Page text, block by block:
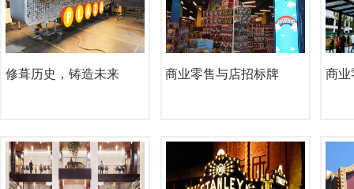
修葺历史，铸造未来 商业零售与店招标牌 商业